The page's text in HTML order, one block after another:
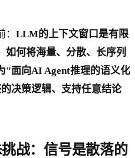
LLM的上下文窗口是有限
如何将海量、分散、长序列
"面向AI Agent推理的语义化
决策逻辑、支持任意结论
战：信号是散落的